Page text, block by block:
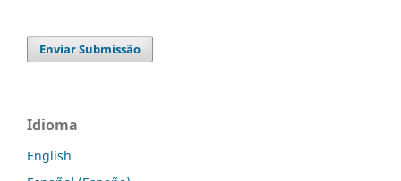
Enviar Submissão
Idioma
English